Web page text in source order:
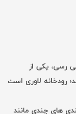
رسی، یکی از
رودخانه لاوری است
های چندی مانند